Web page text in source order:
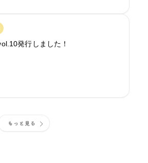
発行しました！
もっと見る